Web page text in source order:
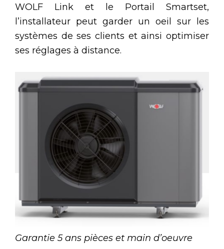
WOLF Link et le Portail Smartset,
l’installateur peut garder un oeil sur les
systèmes de ses clients et ainsi optimiser
ses réglages à distance.
Garantie 5 ans pièces et main d’oeuvre